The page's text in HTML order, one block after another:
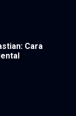
Cara